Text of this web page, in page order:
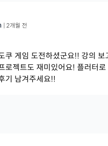
2개월 전
쿠 게임 도전하셨군요!! 강의
로젝트도 재미있어요! 플러터
기 남겨주세요!!